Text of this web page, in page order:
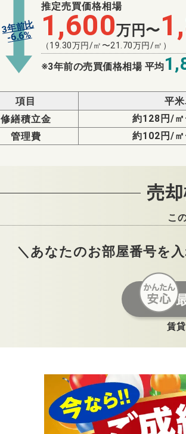
3年前比
-6.6%
推定売買価格相場
1,600万円〜
（19.30万円/㎡〜21.70万円/㎡）
※3年前の売買価格相場 平均
項目
平
修繕積立金
約128円/
管理費 約102円/
売
こ
＼あなたのお部屋番号を
賃